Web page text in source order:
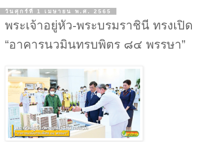
วันศุกร์ที่ 1 เมษายน พ.ศ. 2565
พระเจ้าอยู่หัว-พระบรมราชินี ทรงเปิด
“อาคารนวมินทรบพิตร ๘๔ พรรษา”